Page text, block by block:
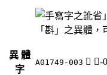
之訛省
「斟」之異體，
異 體
字
A01749-003 𣁱 斗-